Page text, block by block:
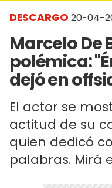
DESCARGO 20-04-
Marcelo De
polémica:
dejó en
El actor se
actitud de su
quien dedicó
palabras. Mirá